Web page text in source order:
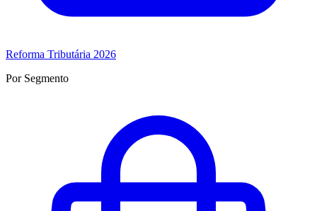
Reforma Tributária 2026
Por Segmento